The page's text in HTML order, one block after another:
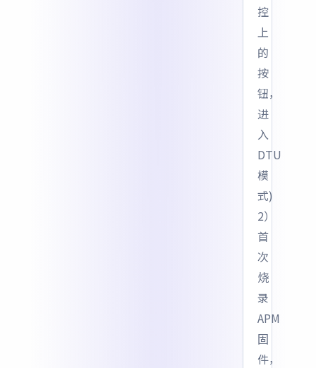
控
上
的
按
钮，
进
入
DTU
模
式)
2）
首
次
烧
录
APM
固
件，